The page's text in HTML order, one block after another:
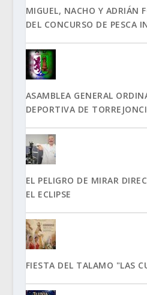
MIGUEL, NACHO Y ADRIÁN
DEL CONCURSO DE PESCA
ASAMBLEA GENERAL
DEPORTIVA DE
EL PELIGRO DE MIRAR
EL ECLIPSE
FIESTA DEL TALAMO "LAS